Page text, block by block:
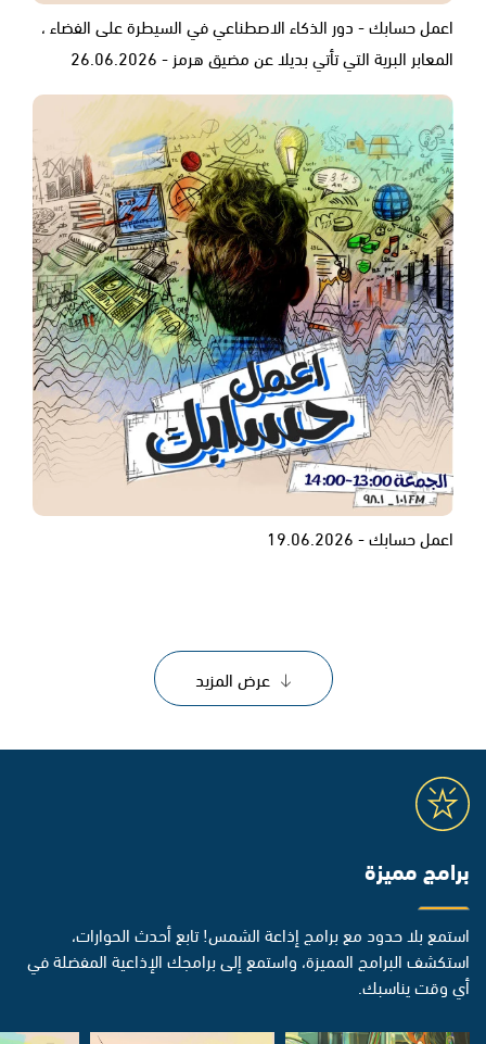
اعمل حسابك - دور الذكاء الاصطناعي في السيطرة على الفضاء ،
المعابر البرية التي تأتي بديلا عن مضيق هرمز - 26.06.2026
اعمل حسابك - 19.06.2026
عرض المزيد
برامج مميزة
استمع بلا حدود مع برامج إذاعة الشمس! تابع أحدث الحوارات،
استكشف البرامج المميزة، واستمع إلى برامجك الإذاعية المفضلة في
أي وقت يناسبك.